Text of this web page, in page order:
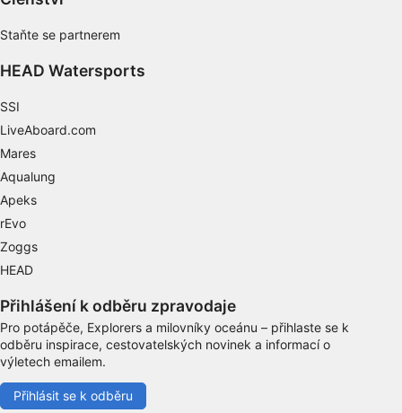
Staňte se partnerem
HEAD Watersports
SSI
LiveAboard.com
Mares
Aqualung
Apeks
rEvo
Zoggs
HEAD
Přihlášení k odběru zpravodaje
Pro potápěče, Explorers a milovníky oceánu – přihlaste se k
odběru inspirace, cestovatelských novinek a informací o
výletech emailem.
Přihlásit se k odběru
personalizovaného obsahu
Porozumění publiku prostřednictvím
zdrojů
Rozvoj a zlepšování služeb
Speciální funkce IAB:
Používání přesných údajů o zeměpisné
poloze
Identifikace zařízení na základě aktivně
vyžádaných informací